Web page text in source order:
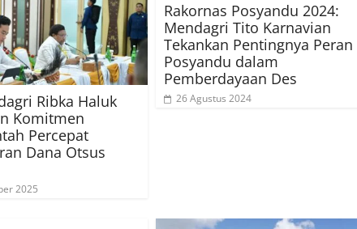
Ribka Haluk
Komitmen
Percepat
Dana Otsus
2025
Rakornas Posyandu 2024:
Mendagri Tito Karnavian
Tekankan Pentingnya Peran
Posyandu dalam
Pemberdayaan Des
26 Agustus 2024